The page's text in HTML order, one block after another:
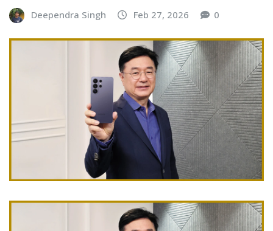
Deependra Singh Feb 27, 2026 0